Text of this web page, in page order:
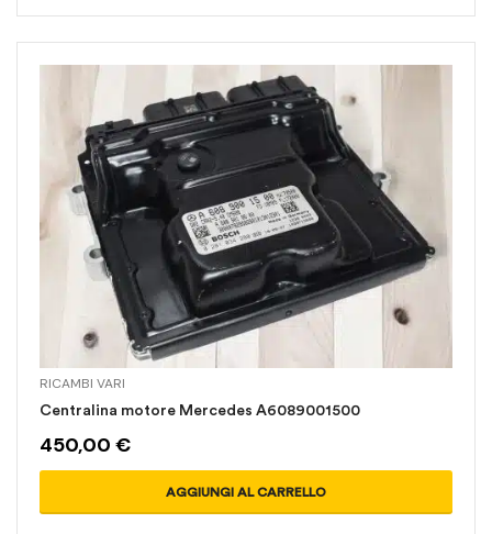
RICAMBI VARI
Centralina motore Mercedes A6089001500
450,00 €
AGGIUNGI AL CARRELLO